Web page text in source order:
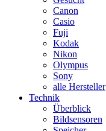
Canon
Casio
Fuji
Kodak
Nikon
Olympus
Sony
alle Hersteller
Technik
Überblick
Bildsensoren